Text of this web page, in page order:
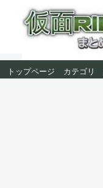
トップページ カテゴリ